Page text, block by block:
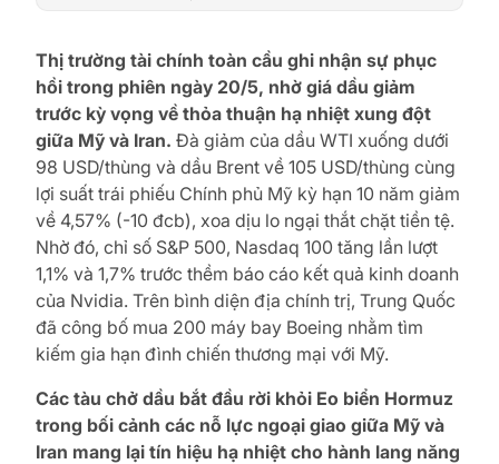
Thị trường tài chính toàn cầu ghi nhận sự phục
hồi trong phiên ngày 20/5, nhờ giá dầu giảm
trước kỳ vọng về thỏa thuận hạ nhiệt xung đột
giữa Mỹ và Iran. Đà giảm của dầu WTI xuống dưới
98 USD/thùng và dầu Brent về 105 USD/thùng cùng
lợi suất trái phiếu Chính phủ Mỹ kỳ hạn 10 năm giảm
về 4,57% (-10 đcb), xoa dịu lo ngại thắt chặt tiền tệ.
Nhờ đó, chỉ số S&P 500, Nasdaq 100 tăng lần lượt
1,1% và 1,7% trước thềm báo cáo kết quả kinh doanh
của Nvidia. Trên bình diện địa chính trị, Trung Quốc
đã công bố mua 200 máy bay Boeing nhằm tìm
kiếm gia hạn đình chiến thương mại với Mỹ.
Các tàu chở dầu bắt đầu rời khỏi Eo biển Hormuz
trong bối cảnh các nỗ lực ngoại giao giữa Mỹ và
Iran mang lại tín hiệu hạ nhiệt cho hành lang năng